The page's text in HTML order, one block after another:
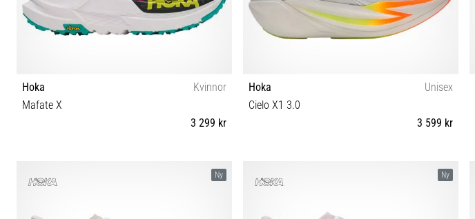
Hoka
Kvinnor
Mafate X
3 299 kr
Hoka
Unisex
Cielo X1 3.0
3 599 kr
38 38⅔ 39⅓ 40 40⅔ 41⅓ 42 42⅔ 43⅓ 44 44⅔
Ny Ny